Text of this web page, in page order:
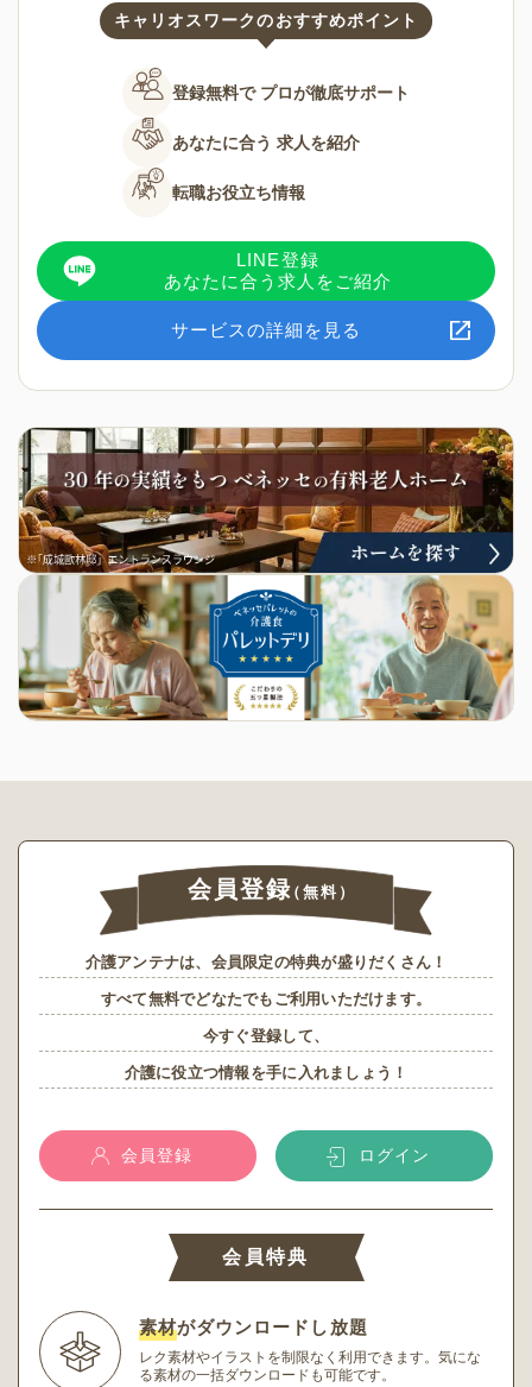
キャリオスワークのおすすめポイント
登録無料で プロが徹底サポート
あなたに合う 求人を紹介
転職お役立ち情報
LINE登録
あなたに合う求人をご紹介
サービスの詳細を見る
会員登録（無料）
介護アンテナは、会員限定の特典が盛りだくさん！
すべて無料でどなたでもご利用いただけます。
今すぐ登録して、
介護に役立つ情報を手に入れましょう！
会員登録 ログイン
会員特典
素材がダウンロードし放題
レク素材やイラストを制限なく利用できます。 気にな
る素材の一括ダウンロードも可能です。